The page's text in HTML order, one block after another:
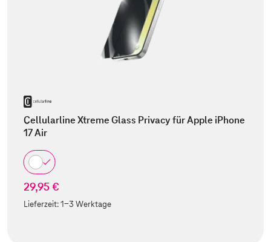
Cellularline Xtreme Glass Privacy für Apple iPhone
17 Air
29,95 €
Lieferzeit:1-3 Werktage